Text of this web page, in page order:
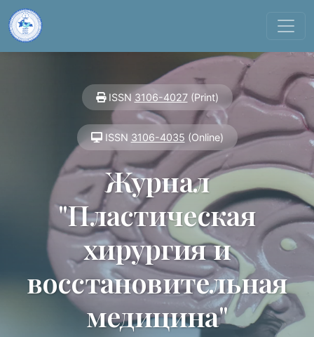
ISSN 3106-4027(Print)
ISSN 3106-4035 (Online)
Журнал
"Пластическая
хирургия и
восстановительная
медицина"